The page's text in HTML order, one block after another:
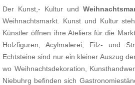
Der Kunst,- Kultur und
Weihnachtsmarkt. Kunst und Kultur
Künstler öffnen ihre Ateliers für die
Holzfiguren, Acylmalerei, Filz- und
Echtsteine sind nur ein kleiner Auszug
wo Weihnachtsdekoration,
Niebuhrg befinden sich